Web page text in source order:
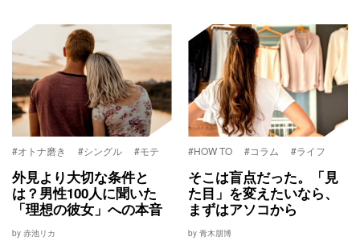
#オトナ磨き #シングル #モテ
外見より大切な条件と
は？男性100人に聞いた
「理想の彼女」への本音
by 赤池リカ
#HOW TO #コラム #ライフ
そこは盲点だった。「見
た目」を変えたいなら、
まずはアソコから
by 青木朋博